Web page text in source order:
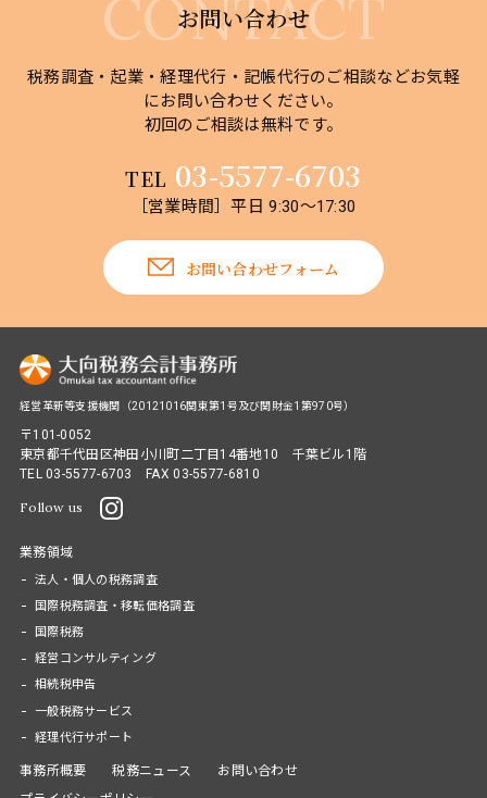
お問い合わせ
税務調査・起業・経理代行・記帳代行のご相談などお気軽
にお問い合わせください。
初回のご相談は無料です。
TEL 03-5577-6703
［営業時間］平日 9:30～17:30
お問い合わせフォーム
経営革新等支援機関（20121016関東第1号及び関財金1第970号）
〒101-0052
東京都千代田区神田小川町二丁目14番地10 千葉ビル1階
TEL 03-5577-6703 FAX 03-5577-6810
Follow us
業務領域
法人・個人の税務調査
国際税務調査・移転価格調査
国際税務
経営コンサルティング
相続税申告
一般税務サービス
経理代行サポート
事務所概要 税務ニュース
お問い合わせ